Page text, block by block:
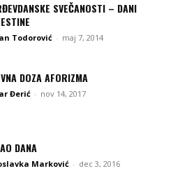
SVEČANOSTI – DANI
Todorović - maj 7, 2014
DOZA AFORIZMA
Đerić - nov 14, 2017
DANA
Marković - dec 3, 2016